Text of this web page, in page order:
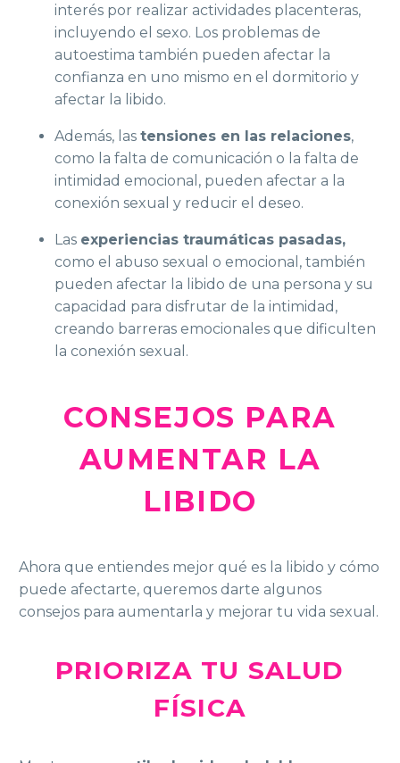
interés por realizar actividades placenteras,
incluyendo el sexo. Los problemas de
autoestima también pueden afectar la
confianza en uno mismo en el dormitorio y
afectar la libido.
Además, las tensiones en las relaciones,
como la falta de comunicación o la falta de
intimidad emocional, pueden afectar a la
conexión sexual y reducir el deseo.
Las experiencias traumáticas pasadas,
como el abuso sexual o emocional, también
pueden afectar la libido de una persona y su
capacidad para disfrutar de la intimidad,
creando barreras emocionales que dificulten
la conexión sexual.
CONSEJOS PARA
AUMENTAR LA
LIBIDO
Ahora que entiendes mejor qué es la libido y cómo
puede afectarte, queremos darte algunos
consejos para aumentarla y mejorar tu vida sexual.
PRIORIZA TU SALUD
FÍSICA